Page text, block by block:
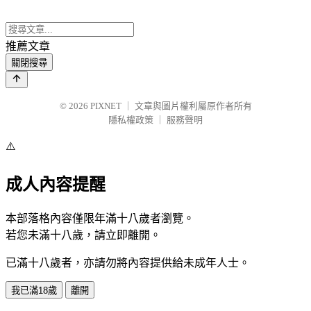
推薦文章
關閉搜尋
© 2026 PIXNET
文章與圖片權利屬原作者所有
隱私權政策
服務聲明
⚠️
成人內容提醒
本部落格內容僅限年滿十八歲者瀏覽。
若您未滿十八歲，請立即離開。
已滿十八歲者，亦請勿將內容提供給未成年人士。
我已滿18歲 離開